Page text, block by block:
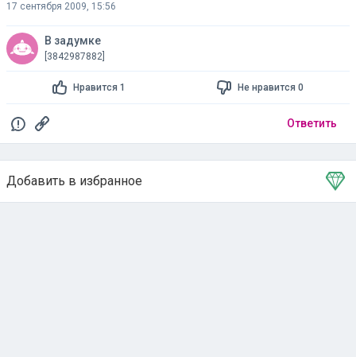
17 сентября 2009, 15:56
В задумке
[3842987882]
Нравится 1 Не нравится 0
Ответить
Добавить в избранное
Тема в избранном